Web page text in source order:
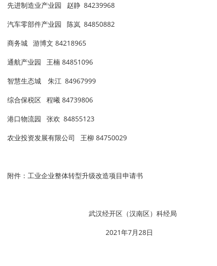
先进制造业产业园 赵静 84239968
汽车零部件产业园 陈岚 84850882
商务城 游博文 84218965
通航产业园 王楠 84851096
智慧生态城 朱江 84967999
综合保税区 程曦 84739806
港口物流园 张欢 84855123
农业投资发展有限公司 王柳 84750029
附件：工业企业整体转型升级改造项目申请书
武汉经开区（汉南区）科经局
2021年7月28日